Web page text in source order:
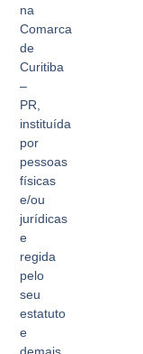
na
Comarca
de
Curitiba
–
PR,
instituída
por
pessoas
físicas
e/ou
jurídicas
e
regida
pelo
seu
estatuto
e